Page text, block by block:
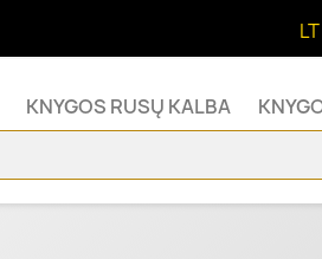
LT
KNYGOS RUSŲ KALBA